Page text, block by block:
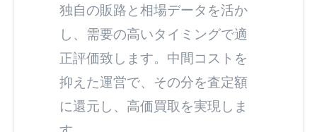
独自の販路と相場データを活か
し、需要の高いタイミングで適
正評価致します。中間コストを
抑えた運営で、その分を査定額
に還元し、高価買取を実現しま